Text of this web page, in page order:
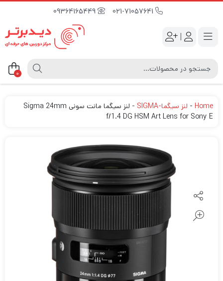
09364165449
|
0
Home
- لنز سیگما-SIGMA -
لنز سیگما مانت سونی Sigma 24mm
f/1.4 DG HSM Art Lens for Sony E